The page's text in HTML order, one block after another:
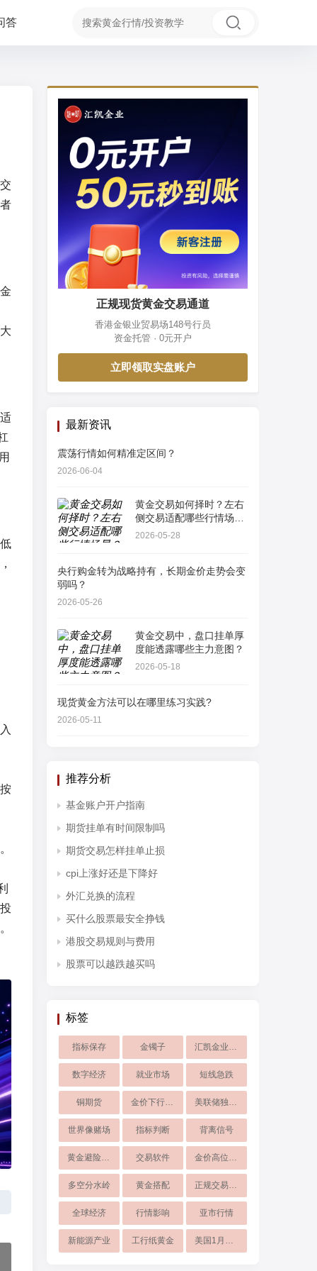
答
正规现货黄金交易通道
香港金银业贸易场148号行员
资金托管 · 0元开户
立即领取实盘账户
最新资讯
震荡行情如何精准定区间？
2026-06-04
黄金交易如何择时？左右
侧交易适配哪些行情场
景？
2026-05-28
央行购金转为战略持有，长期金价走势会变
弱吗？
2026-05-26
黄金交易中，盘口挂单厚
度能透露哪些主力意图？
2026-05-18
现货黄金方法可以在哪里练习实践?
2026-05-11
推荐分析
基金账户开户指南
期货挂单有时间限制吗
期货交易怎样挂单止损
cpi上涨好还是下降好
外汇兑换的流程
买什么股票最安全挣钱
港股交易规则与费用
股票可以越跌越买吗
标签
指标保存​ 金镯子 汇凯金业现货黄金
数字经济 就业市场 短线急跌
铜期货 金价下行风险 美联储独立性
世界像赌场 指标判断 背离信号
黄金避险韧性 交易软件 金价高位震荡
多空分水岭 黄金搭配 正规交易平台
全球经济 行情影响 亚市行情
新能源产业 工行纸黄金 美国1月非农